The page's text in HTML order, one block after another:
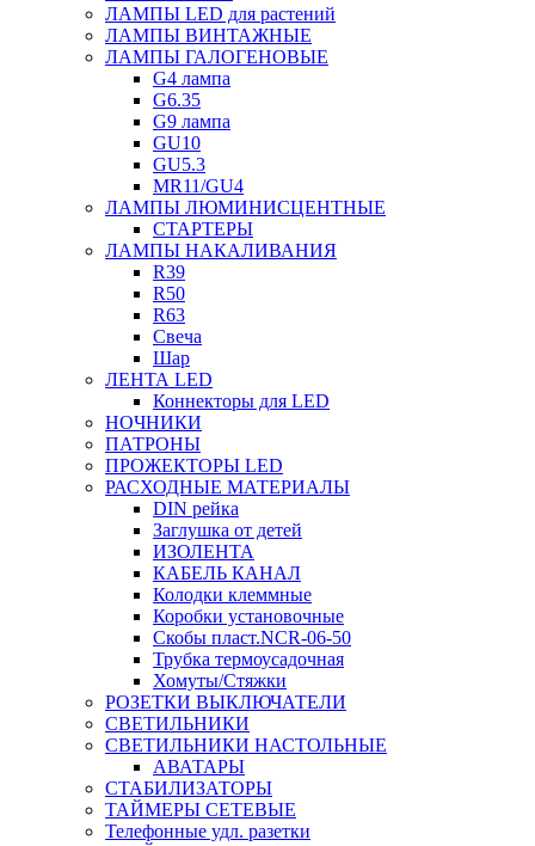
ЛАМПЫ LED для растений
ЛАМПЫ ВИНТАЖНЫЕ
ЛАМПЫ ГАЛОГЕНОВЫЕ
G4 лампа
G6.35
G9 лампа
GU10
GU5.3
MR11/GU4
ЛАМПЫ ЛЮМИНИСЦЕНТНЫЕ
СТАРТЕРЫ
ЛАМПЫ НАКАЛИВАНИЯ
R39
R50
R63
Свеча
Шар
ЛЕНТА LED
Коннекторы для LED
НОЧНИКИ
ПАТРОНЫ
ПРОЖЕКТОРЫ LED
РАСХОДНЫЕ МАТЕРИАЛЫ
DIN рейка
Заглушка от детей
ИЗОЛЕНТА
КАБЕЛЬ КАНАЛ
Колодки клеммные
Коробки установочные
Скобы пласт.NCR-06-50
Трубка термоусадочная
Хомуты/Стяжки
РОЗЕТКИ ВЫКЛЮЧАТЕЛИ
СВЕТИЛЬНИКИ
СВЕТИЛЬНИКИ НАСТОЛЬНЫЕ
АВАТАРЫ
СТАБИЛИЗАТОРЫ
ТАЙМЕРЫ СЕТЕВЫЕ
Телефонные удл. разетки